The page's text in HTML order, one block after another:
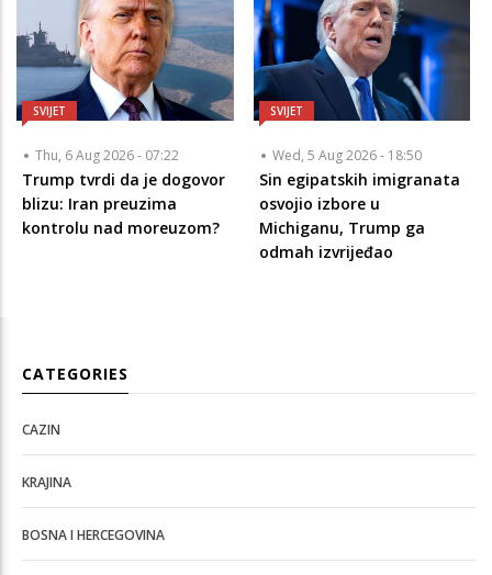
SVIJET
Thu, 6 Aug 2026 - 07:22
Trump tvrdi da je dogovor
blizu: Iran preuzima
kontrolu nad moreuzom?
SVIJET
Wed, 5 Aug 2026 - 18:50
Sin egipatskih imigranata
osvojio izbore u
Michiganu, Trump ga
odmah izvrijeđao
CATEGORIES
CAZIN
KRAJINA
BOSNA I HERCEGOVINA